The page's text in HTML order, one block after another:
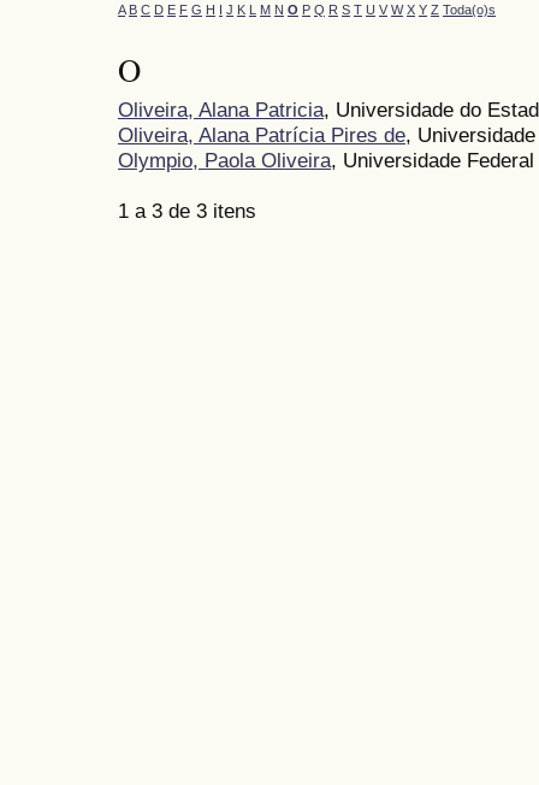
A B C D E F G H I J K L M N O P Q R S T U V W X Y Z Toda(o)s
O
Oliveira, Alana Patricia, Universidade do
Oliveira, Alana Patrícia Pires de,
Olympio, Paola Oliveira, Universidade
1 a 3 de 3 itens